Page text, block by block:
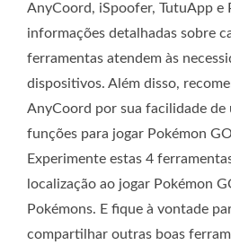
AnyCoord, iSpoofer, TutuApp e
informações detalhadas sobre
ferramentas atendem às
dispositivos. Além disso,
AnyCoord por sua facilidade de
funções para jogar Pokémon
Experimente estas 4
localização ao jogar Pokémon
Pokémons. E fique à vontade
compartilhar outras boas